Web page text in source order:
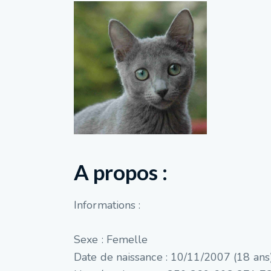
A propos :
Informations :
Sexe : Femelle
Date de naissance : 10/11/2007 (18